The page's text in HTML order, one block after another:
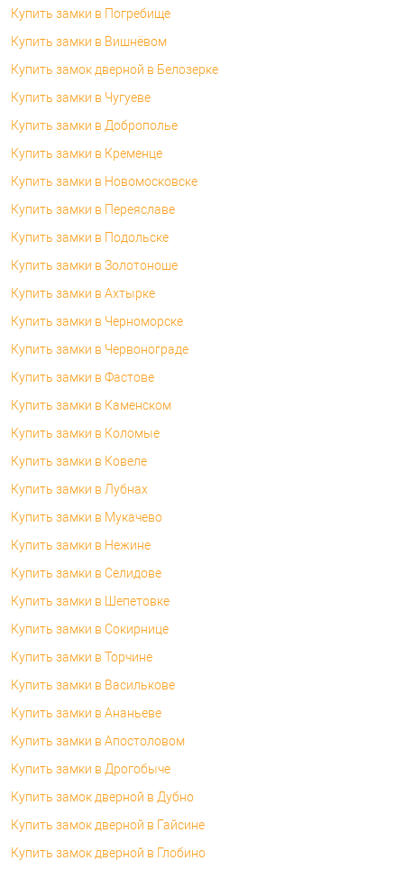
Купить замки в Погребище
Купить замки в Вишнёвом
Купить замок дверной в Белозерке
Купить замки в Чугуеве
Купить замки в Доброполье
Купить замки в Кременце
Купить замки в Новомосковске
Купить замки в Переяславе
Купить замки в Подольске
Купить замки в Золотоноше
Купить замки в Ахтырке
Купить замки в Черноморске
Купить замки в Червонограде
Купить замки в Фастове
Купить замки в Каменском
Купить замки в Коломые
Купить замки в Ковеле
Купить замки в Лубнах
Купить замки в Мукачево
Купить замки в Нежине
Купить замки в Селидове
Купить замки в Шепетовке
Купить замки в Сокирнице
Купить замки в Торчине
Купить замки в Василькове
Купить замки в Ананьеве
Купить замки в Апостоловом
Купить замки в Дрогобыче
Купить замок дверной в Дубно
Купить замок дверной в Гайсине
Купить замок дверной в Глобино